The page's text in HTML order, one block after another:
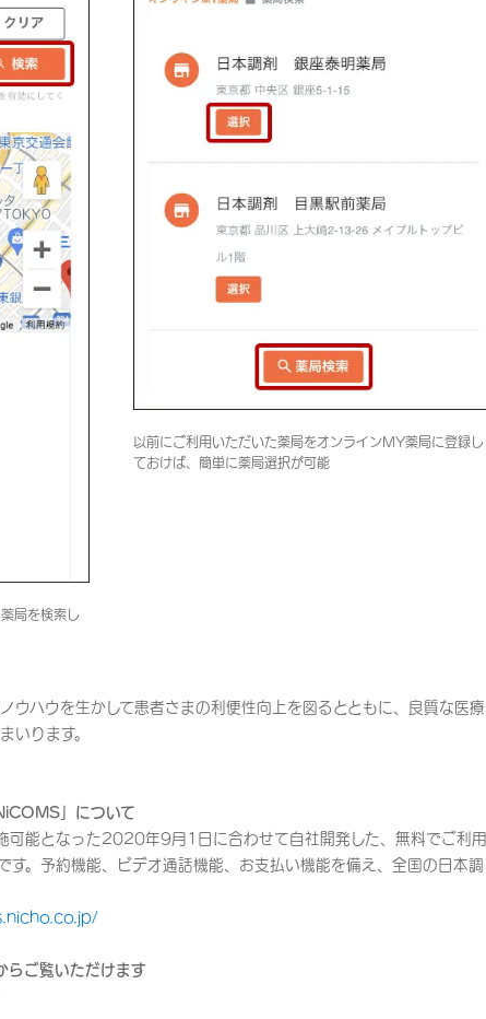
局を検索し
以前にご利用いただいた薬局をオンラインMY薬局に登録し
ておけば、簡単に薬局選択が可能
ウハウを生かして患者さまの利便性向上を図るとともに、良質な医療
いります。
」について
可能となった2020年9月1日に合わせて自社開発した、無料でご利用
す。予約機能、ビデオ通話機能、お支払い機能を備え、全国の日本調
らご覧いただけます